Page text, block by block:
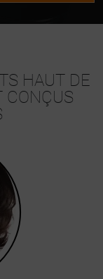
HAUT DE
CONÇUS